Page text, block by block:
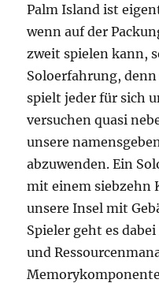
Palm Island ist
wenn auf der
zweit spielen kann,
Soloerfahrung,
spielt jeder für sich
versuchen quasi
unsere
abzuwenden. Ein
mit einem siebzehn
unsere Insel mit
Spieler geht es
und